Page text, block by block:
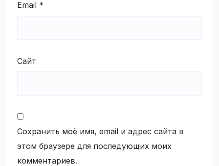
Email *
Сайт
Сохранить моё имя, email и адрес сайта в
этом браузере для последующих моих
комментариев.